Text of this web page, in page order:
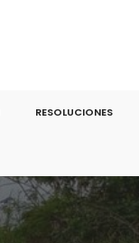
RESOLUCIONES